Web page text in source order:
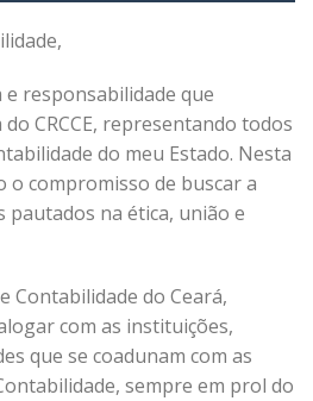
responsabilidade que
CRCCE, representando todos
do meu Estado. Nesta
compromisso de buscar a
pautados na ética, união e
Contabilidade do Ceará,
com as instituições,
que se coadunam com as
sempre em prol do